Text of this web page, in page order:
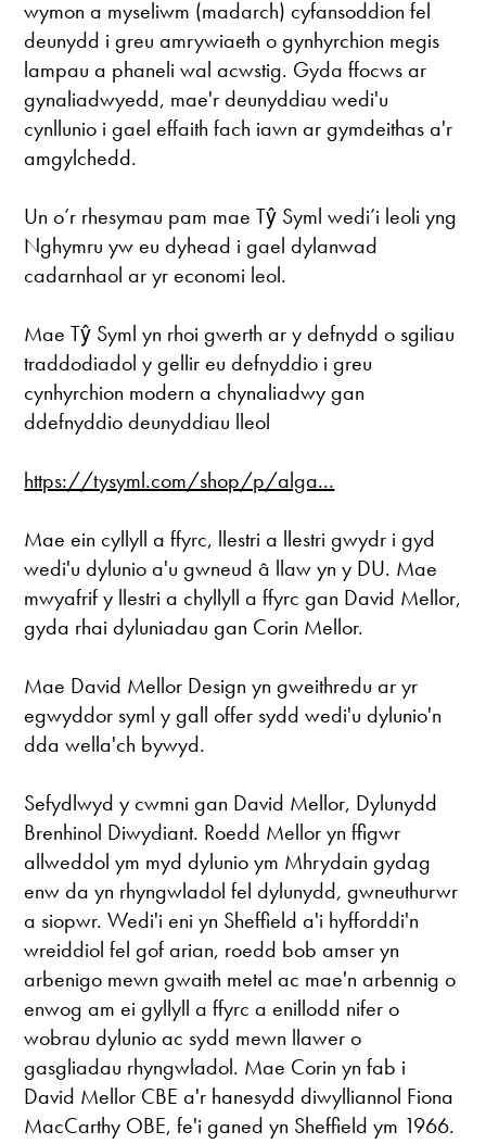
wymon a myseliwm (madarch) cyfansoddion fel
deunydd i greu amrywiaeth o gynhyrchion megis
lampau a phaneli wal acwstig. Gyda ffocws ar
gynaliadwyedd, mae'r deunyddiau wedi'u
cynllunio i gael effaith fach iawn ar gymdeithas a'r
amgylchedd.
Un o’r rhesymau pam mae Tŷ Syml wedi’i leoli yng
Nghymru yw eu dyhead i gael dylanwad
cadarnhaol ar yr economi leol.
Mae Tŷ Syml yn rhoi gwerth ar y defnydd o sgiliau
traddodiadol y gellir eu defnyddio i greu
cynhyrchion modern a chynaliadwy gan
ddefnyddio deunyddiau lleol
https://tysyml.com/shop/p/alga...
Mae ein cyllyll a ffyrc, llestri a llestri gwydr i gyd
wedi'u dylunio a'u gwneud â llaw yn y DU. Mae
mwyafrif y llestri a chyllyll a ffyrc gan David Mellor,
gyda rhai dyluniadau gan Corin Mellor.
Mae David Mellor Design yn gweithredu ar yr
egwyddor syml y gall offer sydd wedi'u dylunio'n
dda wella'ch bywyd.
Sefydlwyd y cwmni gan David Mellor, Dylunydd
Brenhinol Diwydiant. Roedd Mellor yn ffigwr
allweddol ym myd dylunio ym Mhrydain gydag
enw da yn rhyngwladol fel dylunydd, gwneuthurwr
a siopwr. Wedi'i eni yn Sheffield a'i hyfforddi'n
wreiddiol fel gof arian, roedd bob amser yn
arbenigo mewn gwaith metel ac mae'n arbennig o
enwog am ei gyllyll a ffyrc a enillodd nifer o
wobrau dylunio ac sydd mewn llawer o
gasgliadau rhyngwladol. Mae Corin yn fab i
David Mellor CBE a'r hanesydd diwylliannol Fiona
MacCarthy OBE, fe'i ganed yn Sheffield ym 1966.